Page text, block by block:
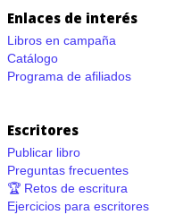
Enlaces de interés
Libros en campaña
Catálogo
Programa de afiliados
Escritores
Publicar libro
Preguntas frecuentes
🏆 Retos de escritura
Ejercicios para escritores